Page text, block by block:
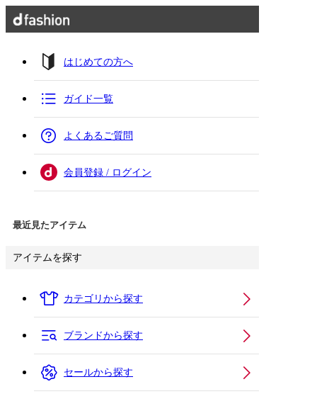
はじめての方へ
ガイド一覧
よくあるご質問
会員登録 / ログイン
最近見たアイテム
アイテムを探す
カテゴリから探す
ブランドから探す
セールから探す